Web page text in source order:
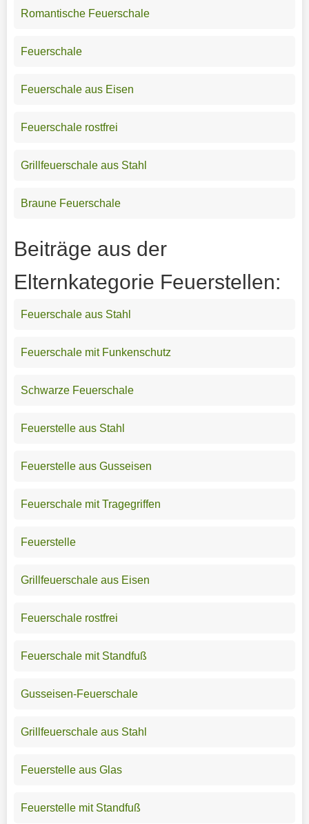
Romantische Feuerschale
Feuerschale
Feuerschale aus Eisen
Feuerschale rostfrei
Grillfeuerschale aus Stahl
Braune Feuerschale
Beiträge aus der
Elternkategorie Feuerstellen:
Feuerschale aus Stahl
Feuerschale mit Funkenschutz
Schwarze Feuerschale
Feuerstelle aus Stahl
Feuerstelle aus Gusseisen
Feuerschale mit Tragegriffen
Feuerstelle
Grillfeuerschale aus Eisen
Feuerschale rostfrei
Feuerschale mit Standfuß
Gusseisen-Feuerschale
Grillfeuerschale aus Stahl
Feuerstelle aus Glas
Feuerstelle mit Standfuß